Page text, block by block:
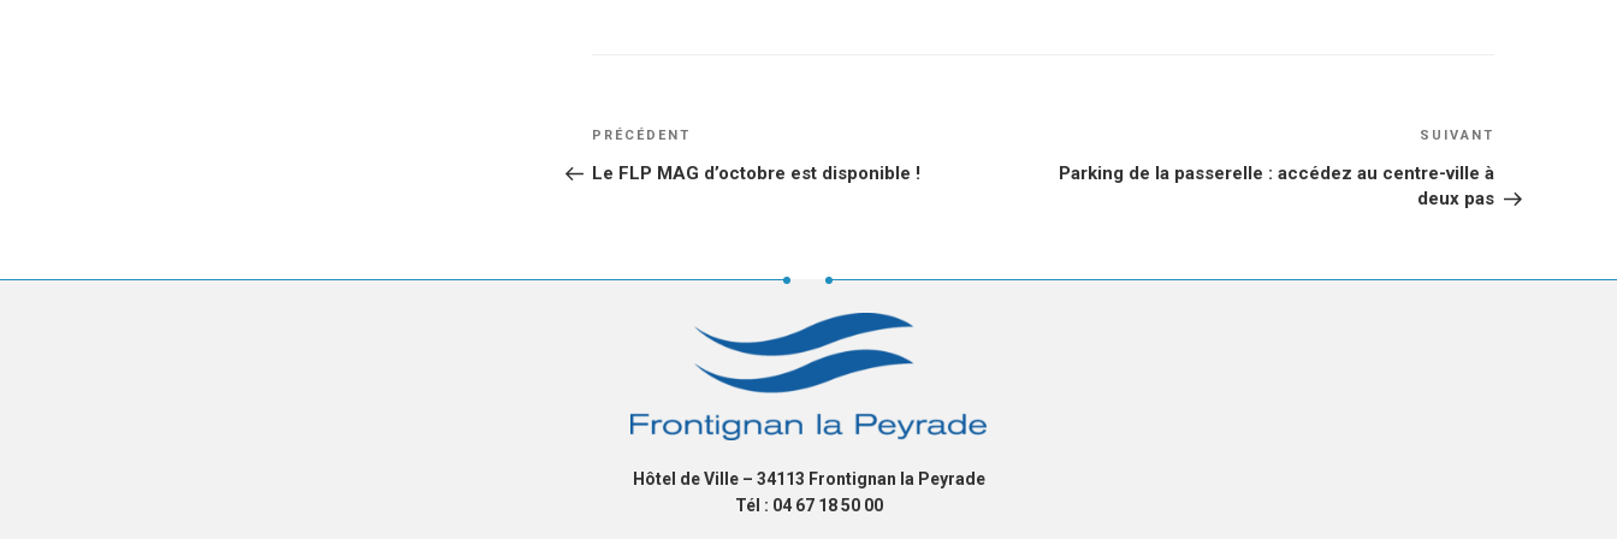
NAVIGATION
DE
Article
PRÉCÉDENT
Le FLP MAG d’octobre est disponible !
SUIVANT
Parking de la passerelle : accédez au centre-ville à
deux pas
Hôtel de Ville – 34113 Frontignan la Peyrade
Tél : 04 67 18 50 00